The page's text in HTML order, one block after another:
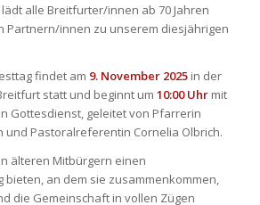
alle Breitfurter/innen ab 70 Jahren
Partnern/innen zu unserem diesjährigen
findet am 9. November 2025in der
statt und beginnt um 10:00 Uhrmit
Gottesdienst, geleitet von Pfarrerin
und Pastoralreferentin Cornelia Olbrich.
älteren Mitbürgern einen
bieten, an dem sie zusammenkommen,
die Gemeinschaft in vollen Zügen